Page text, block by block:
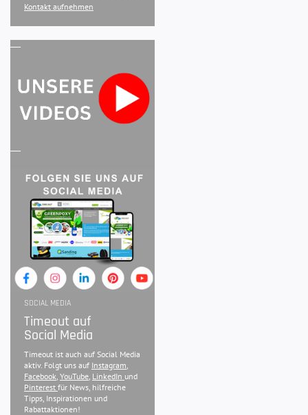
Kontakt aufnehmen
SOCIAL MEDIA
Timeout auf
Social Media
Timeout ist auch auf Social Media
aktiv. Folgt uns auf Instagram
Facebook YouTube LinkedIn und
Pinterest für News, hilfreiche
Tipps, Inspirationen und
Rabattaktionen!